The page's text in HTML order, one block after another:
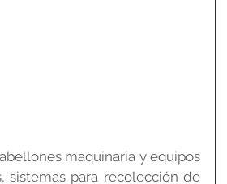
maquinaria y equipos
sistemas para recolección de